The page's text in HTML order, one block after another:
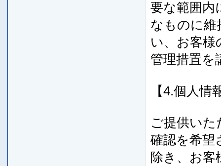
要な範囲内
なものに
い、お客様
管理措置を
【4.個人
ご提供いた
確認を希望
除き、お客